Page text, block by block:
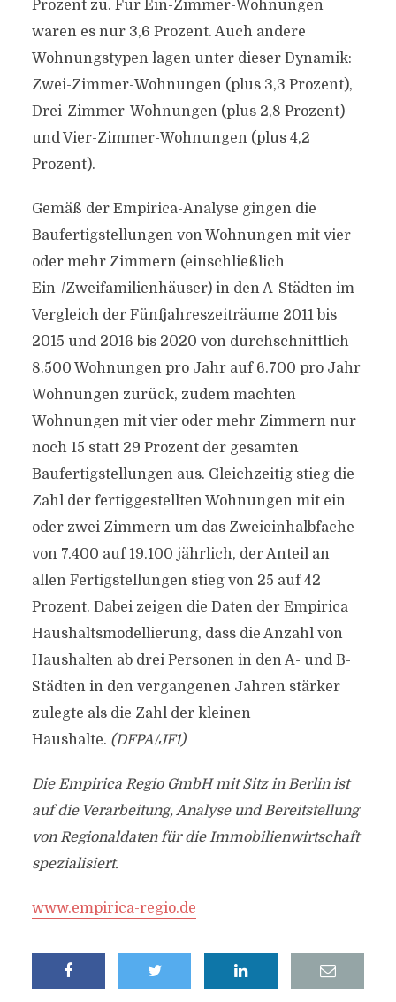
Prozent zu. Für Ein-Zimmer-Wohnungen
waren es nur 3,6 Prozent. Auch andere
Wohnungstypen lagen unter dieser Dynamik:
Zwei-Zimmer-Wohnungen (plus 3,3 Prozent),
Drei-Zimmer-Wohnungen (plus 2,8 Prozent)
und Vier-Zimmer-Wohnungen (plus 4,2
Prozent).
Gemäß der Empirica-Analyse gingen die
Baufertigstellungen von Wohnungen mit vier
oder mehr Zimmern (einschließlich
Ein-/Zweifamilienhäuser) in den A-Städten im
Vergleich der Fünfjahreszeiträume 2011 bis
2015 und 2016 bis 2020 von durchschnittlich
8.500 Wohnungen pro Jahr auf 6.700 pro Jahr
Wohnungen zurück, zudem machten
Wohnungen mit vier oder mehr Zimmern nur
noch 15 statt 29 Prozent der gesamten
Baufertigstellungen aus. Gleichzeitig stieg die
Zahl der fertiggestellten Wohnungen mit ein
oder zwei Zimmern um das Zweieinhalbfache
von 7.400 auf 19.100 jährlich, der Anteil an
allen Fertigstellungen stieg von 25 auf 42
Prozent. Dabei zeigen die Daten der Empirica
Haushaltsmodellierung, dass die Anzahl von
Haushalten ab drei Personen in den A- und B-
Städten in den vergangenen Jahren stärker
zulegte als die Zahl der kleinen
Haushalte. (DFPA/JF1)
Die Empirica Regio GmbH mit Sitz in Berlin ist
auf die Verarbeitung, Analyse und Bereitstellung
von Regionaldaten für die Immobilienwirtschaft
spezialisiert.
www.empirica-regio.de